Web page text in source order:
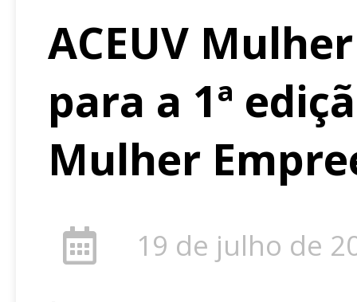
ACEUV
para a 1ª
Mulher
19 de julho de